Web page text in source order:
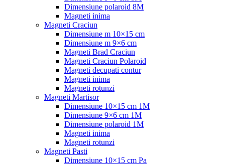
Dimensiune polaroid 8M
Magneti inima
Magneti Craciun
Dimensiune m 10×15 cm
Dimensiune m 9×6 cm
Magneti Brad Craciun
Magneti Craciun Polaroid
Magneti decupati contur
Magneti inima
Magneti rotunzi
Magneti Martisor
Dimensiune 10×15 cm 1M
Dimensiune 9×6 cm 1M
Dimensiune polaroid 1M
Magneti inima
Magneti rotunzi
Magneti Pasti
Dimensiune 10×15 cm Pa